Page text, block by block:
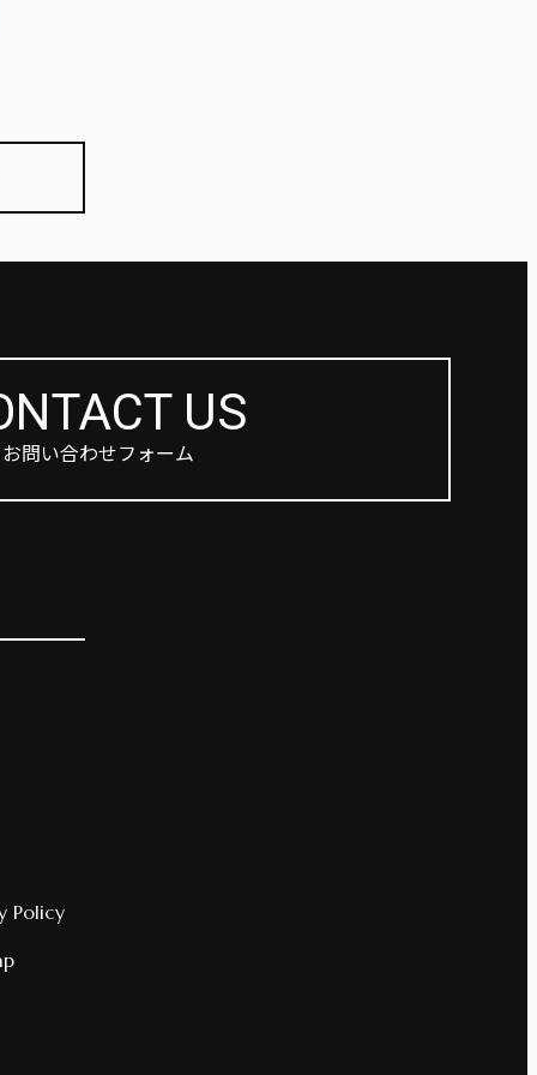
US
お問い合わせフォーム
Policy